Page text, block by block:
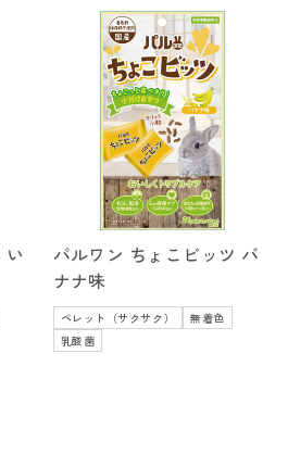
い
パルワン ちょこビッツ バ
ナナ味
ペレット（サクサク）
無着色
乳酸菌